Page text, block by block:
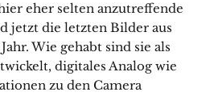
eher selten anzutreffende
jetzt die letzten Bilder aus
Wie gehabt sind sie als
digitales Analog wie
zu den Camera